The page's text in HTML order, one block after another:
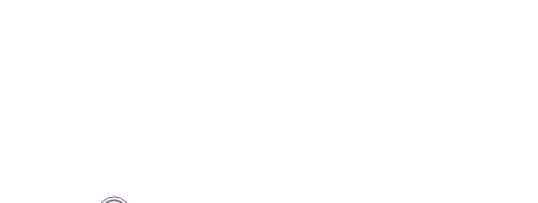
design e qualidade.